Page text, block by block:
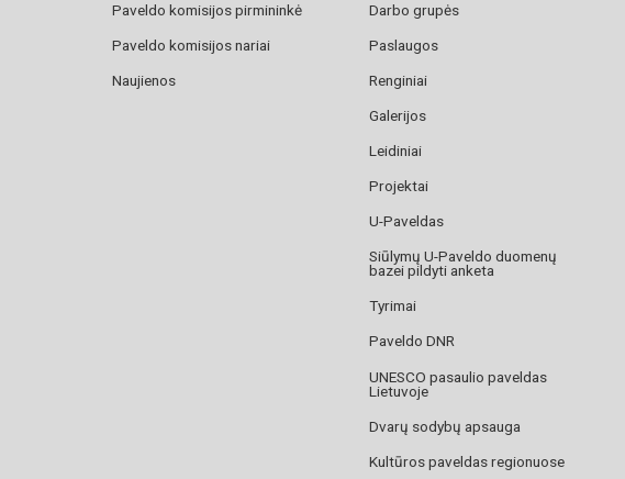
Paveldo komisijos pirmininkė
Paveldo komisijos nariai
Naujienos
Darbo grupės
Paslaugos
Renginiai
Galerijos
Leidiniai
Projektai
U-Paveldas
Siūlymų U-Paveldo duomenų
bazei pildyti anketa
Tyrimai
Paveldo DNR
UNESCO pasaulio paveldas
Lietuvoje
Dvarų sodybų apsauga
Kultūros paveldas regionuose